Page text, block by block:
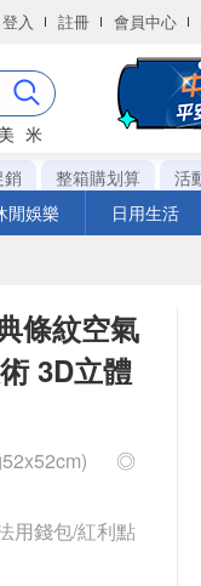
登入 註冊 會員中心
米
銷
整箱購划算 活
閒娛樂
日用生活
條紋空氣
3D立體
◎
用錢包/紅利點